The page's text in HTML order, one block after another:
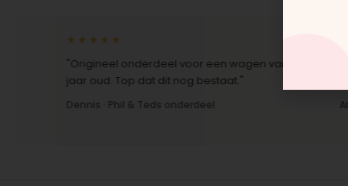
★★★★★
"Origineel onderdeel voor een wagen van 10
jaar oud. Top dat dit nog bestaat."
Dennis · Phil & Teds onderdeel Anne